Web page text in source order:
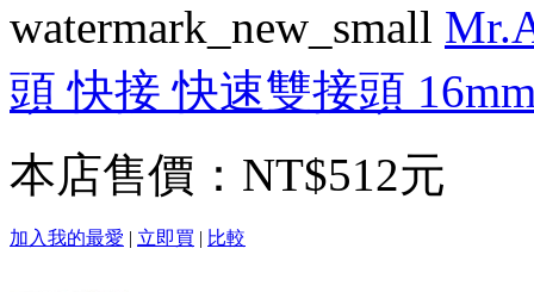
watermark_new_small
頭 快接 快速雙接頭
本店售價： NT$512元
加入我的最愛 | 立即買 | 比較